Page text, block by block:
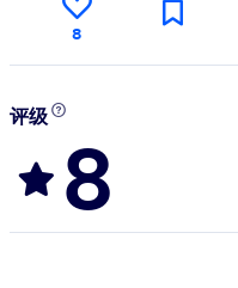
8
评级
8